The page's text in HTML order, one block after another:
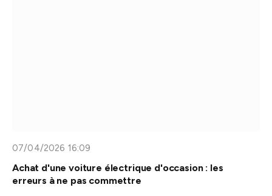
07/04/2026 16:09
Achat d'une voiture électrique d'occasion : les
erreurs à ne pas commettre